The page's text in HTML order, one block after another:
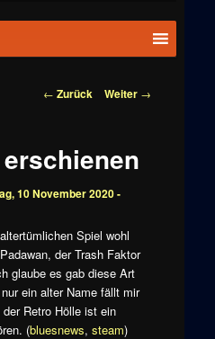
Beitragsnavigation
← Zurück Weiter →
10 November 2020 -
Spiel wohl
der Trash Faktor
glaube es gab diese Art
ein alter Name fällt mir
Retro Hölle ist ein
(bluesnews, steam)